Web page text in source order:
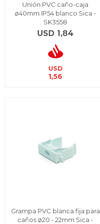
Unión PVC caño-caja
ø40mm IP54 blanco Sica -
SK3558
USD 1,84
USD
1,56
Grampa PVC blanca fija para
caños ø20 - 22mm Sica -